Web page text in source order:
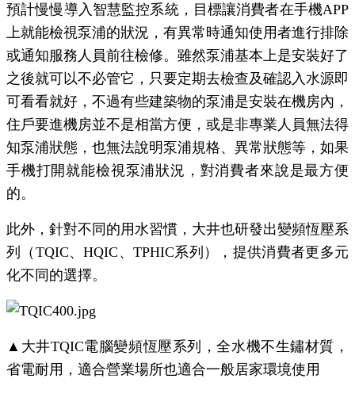
預計慢慢導入智慧監控系統，目標讓消費者在手機APP
上就能檢視泵浦的狀況，有異常時通知使用者進行排除
或通知服務人員前往檢修。雖然泵浦基本上是安裝好了
之後就可以不必管它，只要定期去檢查及確認入水源即
可看看就好，不過有些建築物的泵浦是安裝在機房內，
住戶要進機房並不是相當方便，或是非專業人員無法得
知泵浦狀態，也無法說明泵浦規格、異常狀態等，如果
手機打開就能檢視泵浦狀況，對消費者來說是最方便
的。
此外，針對不同的用水習慣，大井也研發出變頻恆壓系
列（TQIC、HQIC、TPHIC系列），提供消費者更多元
化不同的選擇。
▲大井TQIC電腦變頻恆壓系列，全水機不生鏽材質，
省電耐用，適合營業場所也適合一般居家環境使用